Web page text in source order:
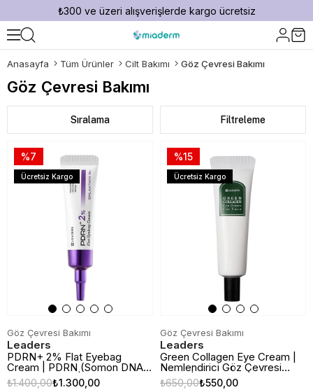
₺300 ve üzeri alışverişlerde kargo ücretsiz
Anasayfa Tüm Ürünler Cilt Bakımı Göz Çevresi Bakımı
Göz Çevresi Bakımı
Filtreleme
Sıralama
Göz Çevresi Bakımı
Leaders
PDRN+ 2% Flat Eyebag
Cream | PDRN (Somon DNA)
Göz Altı Kremi | 20ml
₺1.300,00
₺1.400,00
%7
Ücretsiz Kargo
Göz Çevresi Bakımı
Leaders
Green Collagen Eye Cream |
Nemlendirici Göz Çevresi
Kremi | 30ml
₺550,00
₺650,00
%15
Ücretsiz Kargo